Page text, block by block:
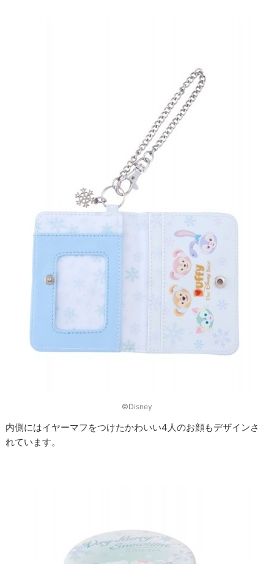
©Disney
内側にはイヤーマフをつけたかわいい4人のお顔もデザインさ
れています。